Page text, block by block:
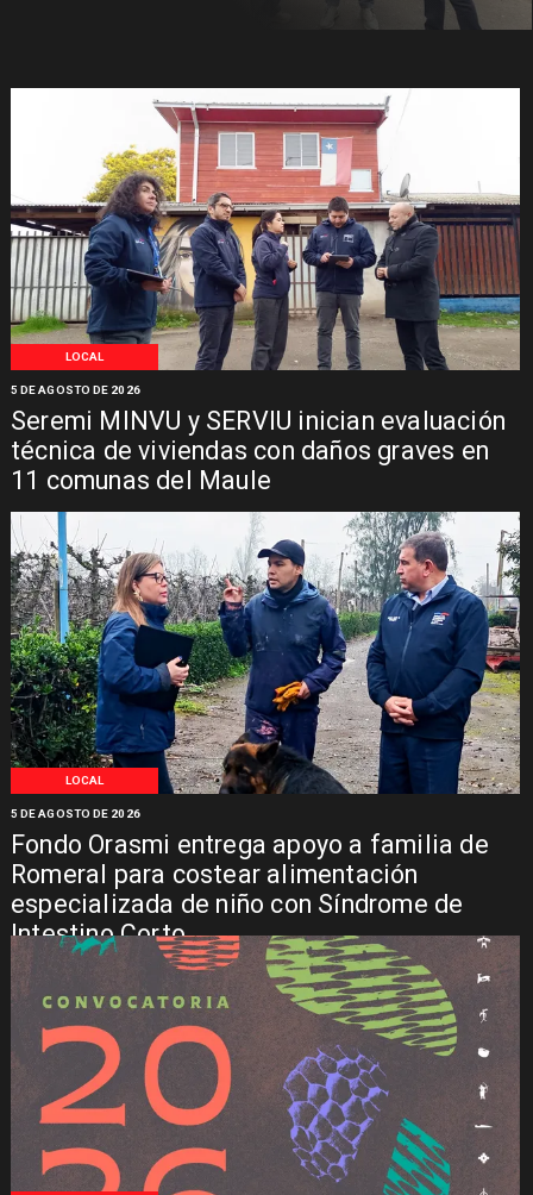
LOCAL
Seremi MINVU y SERVIU inician evaluación
técnica de viviendas con daños graves en
11 comunas del Maule
5 DE AGOSTO DE 2026
LOCAL
Fondo Orasmi entrega apoyo a familia de
Romeral para costear alimentación
especializada de niño con Síndrome de
Intestino Corto
5 DE AGOSTO DE 2026